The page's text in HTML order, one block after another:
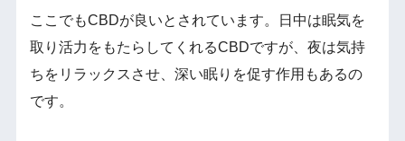
ここでもCBDが良いとされています。日中は眠気を
取り活力をもたらしてくれるCBDですが、夜は気持
ちをリラックスさせ、深い眠りを促す作用もあるの
です。